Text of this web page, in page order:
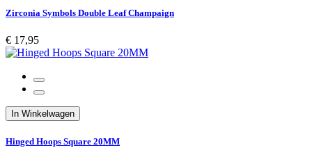
Zirconia Symbols Double Leaf Champaign
€ 17,95
In Winkelwagen
Hinged Hoops Square 20MM